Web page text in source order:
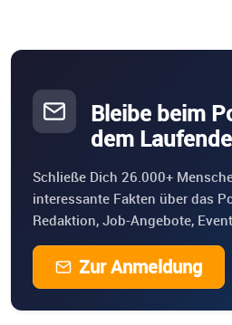
Bleibe beim
dem
Schließe Dich 26.000+
interessante Fakten über das
Redaktion, Job-Angebote,
Zur Anmeldung